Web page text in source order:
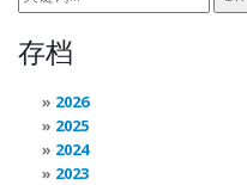
存档
2026
2025
2024
2023